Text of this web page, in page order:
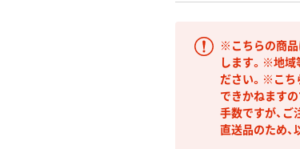
※こちらの商品
します。※地域
ださい。※こち
できかねます
手数ですが、ご
直送品のため、